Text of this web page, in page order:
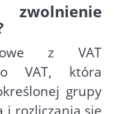
z VAT
VAT, która
grupy